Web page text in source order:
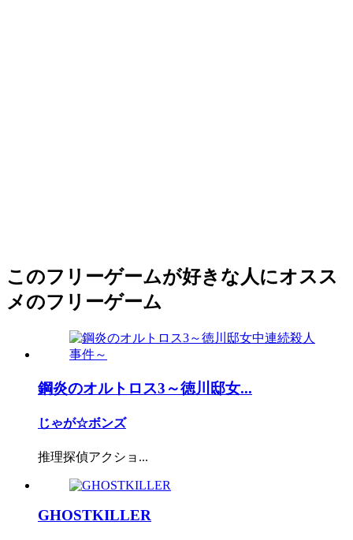
このフリーゲームが好きな人にオスス
メのフリーゲーム
鋼炎のオルトロス3～徳川邸女...
じゃが☆ボンズ
推理探偵アクショ...
GHOSTKILLER